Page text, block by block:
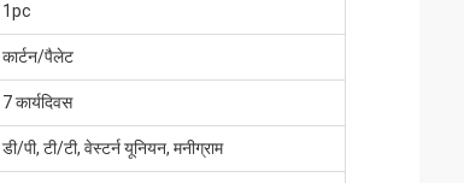
1pc
कार्टन/पैलेट
7 कार्यदिवस
डी/पी, टी/टी, वेस्टर्न यूनियन, मनीग्राम